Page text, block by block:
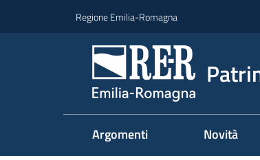
Regione Emilia-Romagna
Argomenti Novità